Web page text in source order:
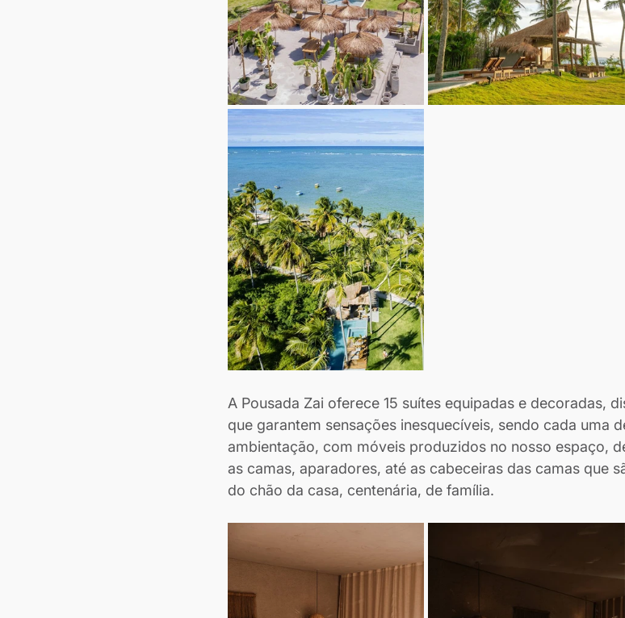
A Pousada Zai oferece 15 suítes equipadas e decoradas,
que garantem sensações inesquecíveis, sendo cada uma
ambientação, com móveis produzidos no nosso espaço,
as camas, aparadores, até as cabeceiras das camas que
do chão da casa, centenária, de família.